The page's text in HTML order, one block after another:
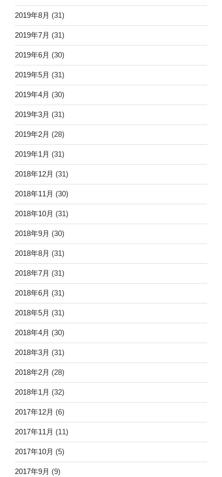
2019年8月 (31)
2019年7月 (31)
2019年6月 (30)
2019年5月 (31)
2019年4月 (30)
2019年3月 (31)
2019年2月 (28)
2019年1月 (31)
2018年12月 (31)
2018年11月 (30)
2018年10月 (31)
2018年9月 (30)
2018年8月 (31)
2018年7月 (31)
2018年6月 (31)
2018年5月 (31)
2018年4月 (30)
2018年3月 (31)
2018年2月 (28)
2018年1月 (32)
2017年12月 (6)
2017年11月 (11)
2017年10月 (5)
2017年9月 (9)